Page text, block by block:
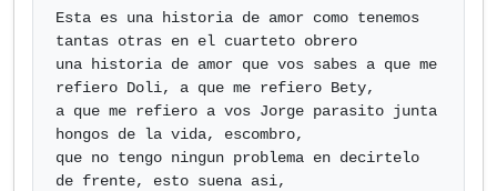
Esta es una historia de amor como tenemos
tantas otras en el cuarteto obrero
una historia de amor que vos sabes a que me
refiero Doli, a que me refiero Bety,
a que me refiero a vos Jorge parasito junta
hongos de la vida, escombro,
que no tengo ningun problema en decirtelo
de frente, esto suena asi,